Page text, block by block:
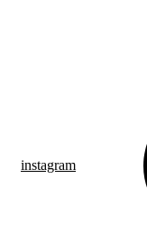
instagram